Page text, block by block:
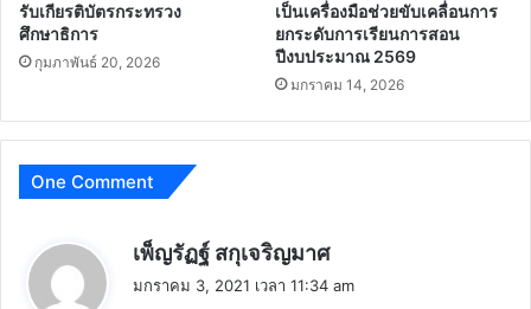
รับเกียรติบัตรกระทรวง
ศึกษาธิการ
กุมภาพันธ์ 20, 2026
เป็นเครื่องมือช่วยขับเคลื่อนการ
ยกระดับการเรียนการสอน
ปีงบประมาณ 2569
มกราคม 14, 2026
One Comment
เพ็ญรัฏฐ์ สกุเจริญมาศพู
มกราคม 3, 2021 เวลา 11:34 am